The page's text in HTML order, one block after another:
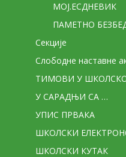
МОЈ.ЕСДНЕВИК
ПАМЕТНО
Секције
Слободне наставне
ТИМОВИ У
У САРАДЊИ СА …
УПИС ПРВАКА
ШКОЛСКИ
ШКОЛСКИ КУТАК